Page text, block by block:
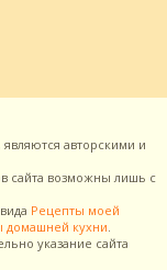
авторскими и
сайта возможны лишь с
Рецепты моей
домашней кухни.
указание сайта